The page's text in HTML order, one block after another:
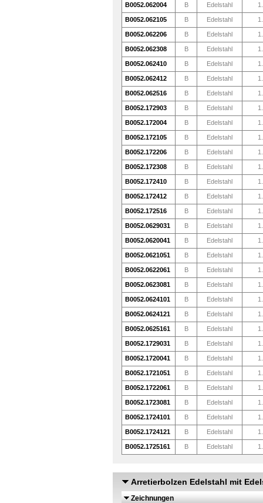
B0052.062004 B Edelstahl
B0052.062105 B Edelstahl
B0052.062206 B Edelstahl
B0052.062308 B Edelstahl
B0052.062410 B Edelstahl
B0052.062412 B Edelstahl
B0052.062516 B Edelstahl
B0052.172903 B Edelstahl
B0052.172004 B Edelstahl
B0052.172105 B Edelstahl
B0052.172206 B Edelstahl
B0052.172308 B Edelstahl
B0052.172410 B Edelstahl
B0052.172412 B Edelstahl
B0052.172516 B Edelstahl
B0052.0629031 B Edelstahl
B0052.0620041 B Edelstahl
B0052.0621051 B Edelstahl
B0052.0622061 B Edelstahl
B0052.0623081 B Edelstahl
B0052.0624101 B Edelstahl
B0052.0624121 B Edelstahl
B0052.0625161 B Edelstahl
B0052.1729031 B Edelstahl
B0052.1720041 B Edelstahl
B0052.1721051 B Edelstahl
B0052.1722061 B Edelstahl
B0052.1723081 B Edelstahl
B0052.1724101 B Edelstahl
B0052.1724121 B Edelstahl
B0052.1725161 B Edelstahl
Arretierbolzen Edelstahl mit
Zeichnungen